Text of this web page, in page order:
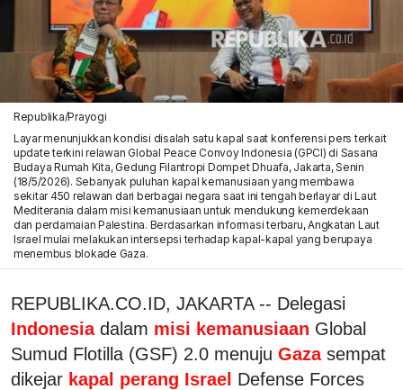
Republika/Prayogi
Layar menunjukkan kondisi disalah satu kapal saat konferensi pers terkait
update terkini relawan Global Peace Convoy Indonesia (GPCI) di Sasana
Budaya Rumah Kita, Gedung Filantropi Dompet Dhuafa, Jakarta, Senin
(18/5/2026). Sebanyak puluhan kapal kemanusiaan yang membawa
sekitar 450 relawan dari berbagai negara saat ini tengah berlayar di Laut
Mediterania dalam misi kemanusiaan untuk mendukung kemerdekaan
dan perdamaian Palestina. Berdasarkan informasi terbaru, Angkatan Laut
Israel mulai melakukan intersepsi terhadap kapal-kapal yang berupaya
menembus blokade Gaza.
REPUBLIKA.CO.ID, JAKARTA -- Delegasi
Indonesia dalam misi kemanusiaan Global
Sumud Flotilla (GSF) 2.0 menuju Gaza sempat
dikejar kapal perang Israel Defense Forces